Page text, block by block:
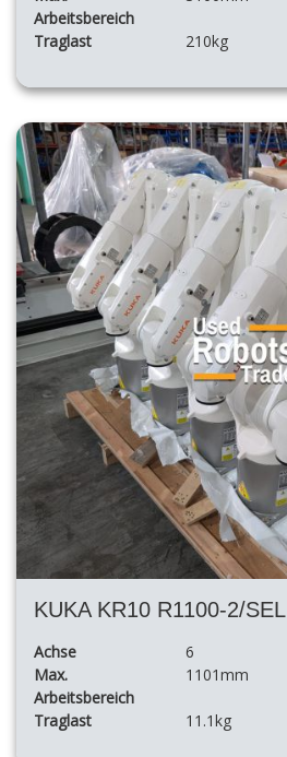
Arbeitsbereich
Traglast 210kg
KUKA KR10 R1100-2/SEL
Achse
6
Max.
Arbeitsbereich
1101mm
Traglast 11.1kg